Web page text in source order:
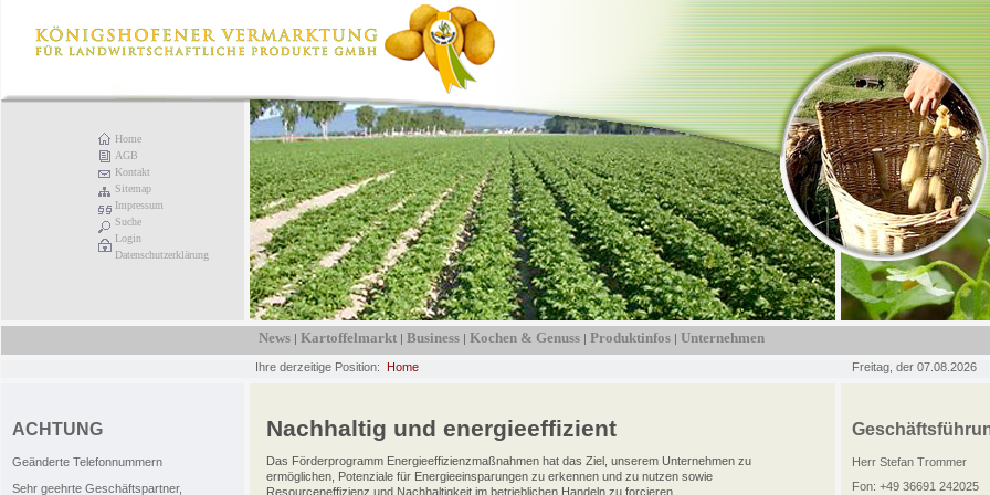
Home
AGB
Kontakt
Sitemap
Impressum
Suche
Login
Datenschutzerklärung
News | Kartoffelmarkt | Business | Kochen & Genuss | Produktinfos | Unternehmen
Ihre derzeitige Position: Home Freitag, der 07.08.2026
ACHTUNG
Geänderte Telefonnummern
Sehr geehrte Geschäftspartner,
Nachhaltig und energieeffizient
Das Förderprogramm Energieeffizienzmaßnahmen hat das Ziel, unserem Unternehmen zu
ermöglichen, Potenziale für Energieeinsparungen zu erkennen und zu nutzen sowie
Resourceneffizienz und Nachhaltigkeit im betrieblichen Handeln zu forcieren.
Herr Stefan Trommer
Fon: +49 36691 242025